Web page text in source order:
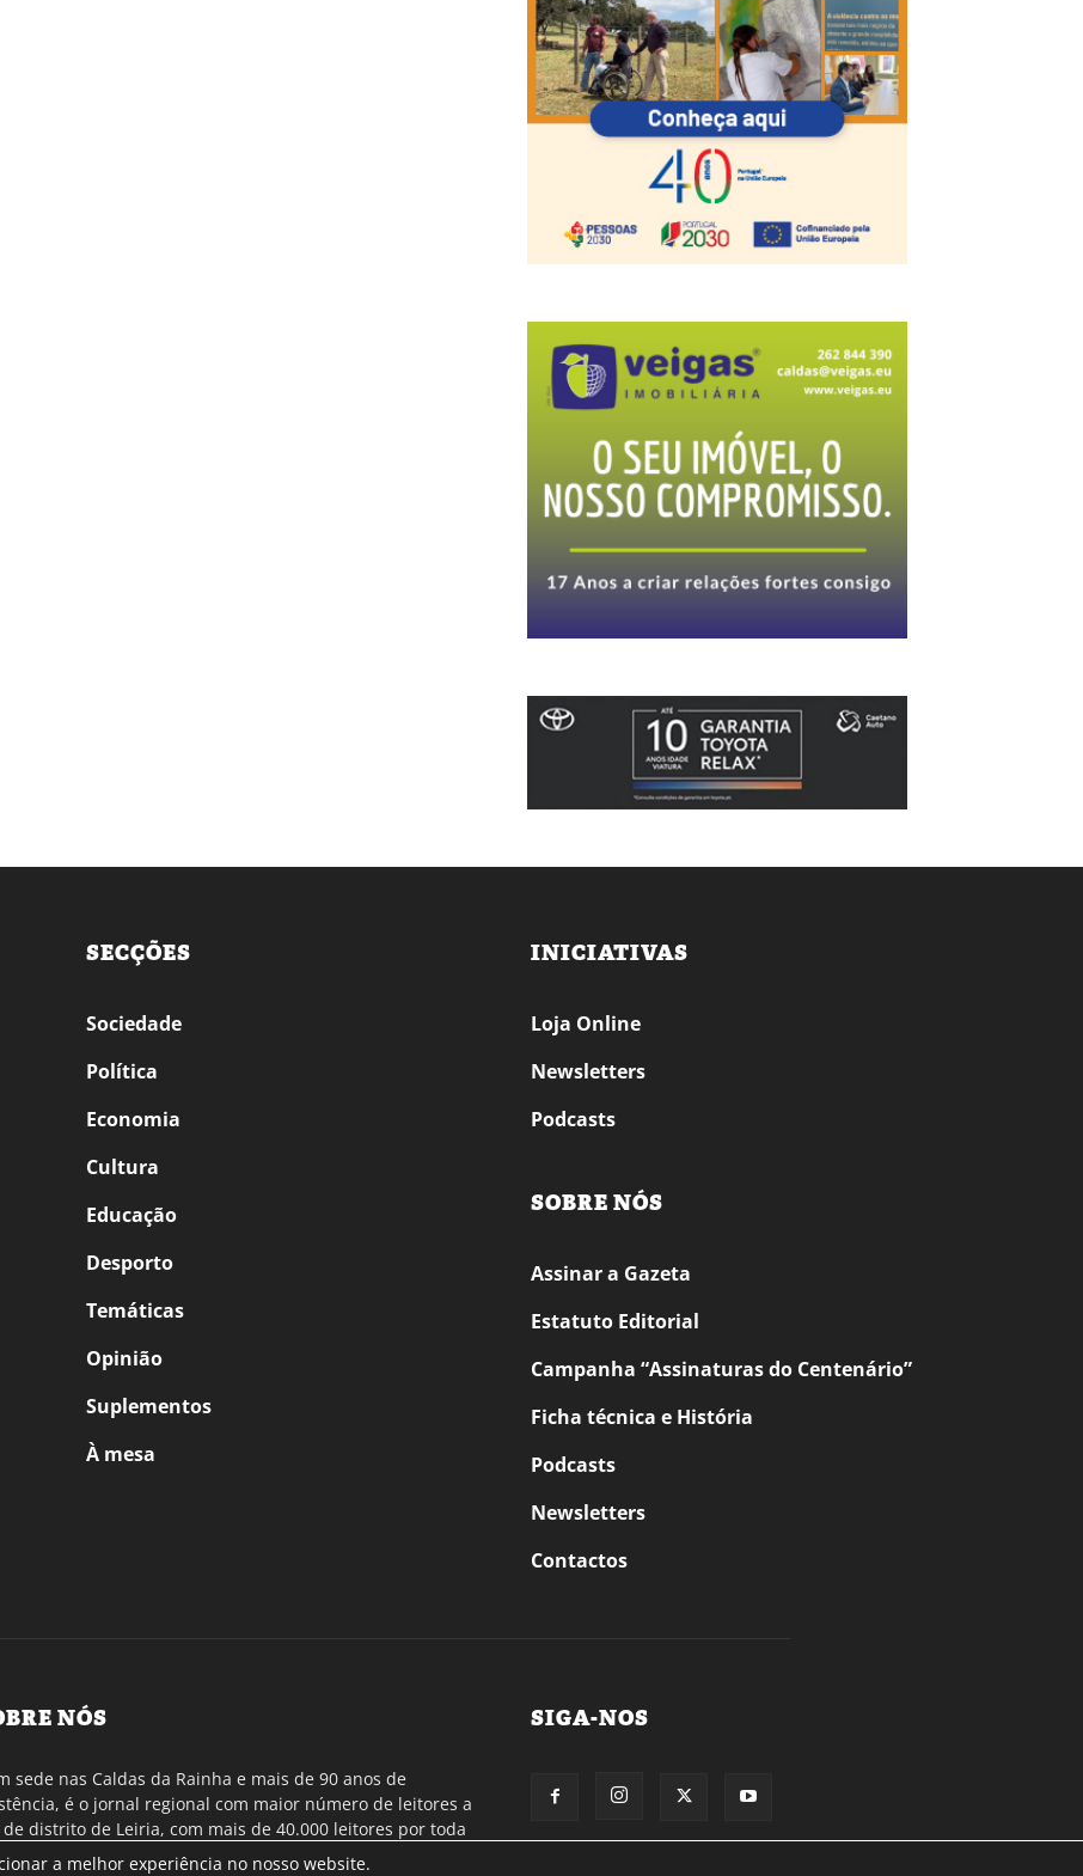
SECÇÕES
Sociedade
Política
Economia
Cultura
Educação
Desporto
Temáticas
Opinião
Suplementos
À mesa
INICIATIVAS
Loja Online
Newsletters
Podcasts
SOBRE NÓS
Assinar a Gazeta
Estatuto Editorial
Campanha “Assinaturas do Centenário”
Ficha técnica e História
Podcasts
Newsletters
Contactos
NÓS
sede nas Caldas da Rainha e mais de 90 anos de
é o jornal regional com maior número de leitores a
distrito de Leiria, com mais de 40.000 leitores por toda
Oeste. Jornal com distribuição em Portugal
SIGA-NOS
a melhor experiência no nosso website.